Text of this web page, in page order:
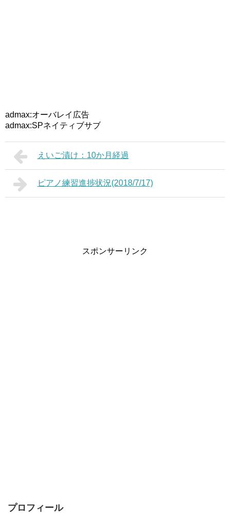
admax:オーバレイ広告
admax:SPネイティブサブ
えいご漬け：10か月経過
ピアノ練習進捗状況(2018/7/17)
スポンサーリンク
プロフィール